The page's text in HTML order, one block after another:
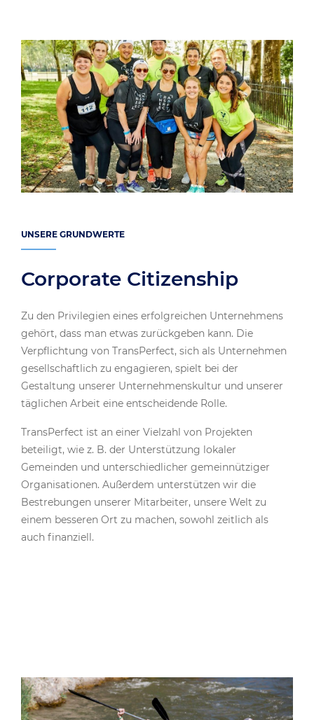
UNSERE GRUNDWERTE
Corporate Citizenship
Zu den Privilegien eines erfolgreichen Unternehmens
gehört, dass man etwas zurückgeben kann. Die
Verpflichtung von TransPerfect, sich als Unternehmen
gesellschaftlich zu engagieren, spielt bei der
Gestaltung unserer Unternehmenskultur und unserer
täglichen Arbeit eine entscheidende Rolle.
TransPerfect ist an einer Vielzahl von Projekten
beteiligt, wie z. B. der Unterstützung lokaler
Gemeinden und unterschiedlicher gemeinnütziger
Organisationen. Außerdem unterstützen wir die
Bestrebungen unserer Mitarbeiter, unsere Welt zu
einem besseren Ort zu machen, sowohl zeitlich als
auch finanziell.